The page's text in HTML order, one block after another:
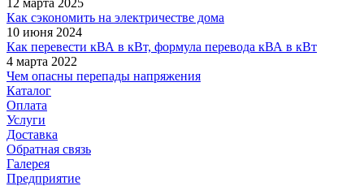
Как сэкономить на электричестве дома
10 июня 2024
Как перевести кВА в кВт, формула перевода кВА в кВт
4 марта 2022
Чем опасны перепады напряжения
Каталог
Оплата
Услуги
Доставка
Обратная связь
Галерея
Предприятие